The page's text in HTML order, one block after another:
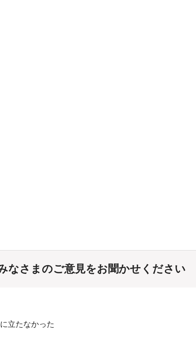
なさまのご意見をお聞かせください
立たなかった